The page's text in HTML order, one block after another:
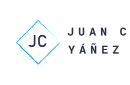
content